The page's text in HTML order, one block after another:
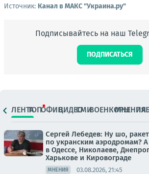
Источник: Канал в МАКС "Украина.ру"
Подписывайтесь на наш
ПОДПИСАТЬСЯ
ЛЕНТАТОПОФИЦ.ВИДЕОСМИВОЕНКОРЫМНЕНИЯ
Сергей Лебедев: Ну шо,
по укранским аэродромам?
в Одессе, Николаеве,
Харькове и Кировограде
МНЕНИЯ 03.08.2026, 21:45